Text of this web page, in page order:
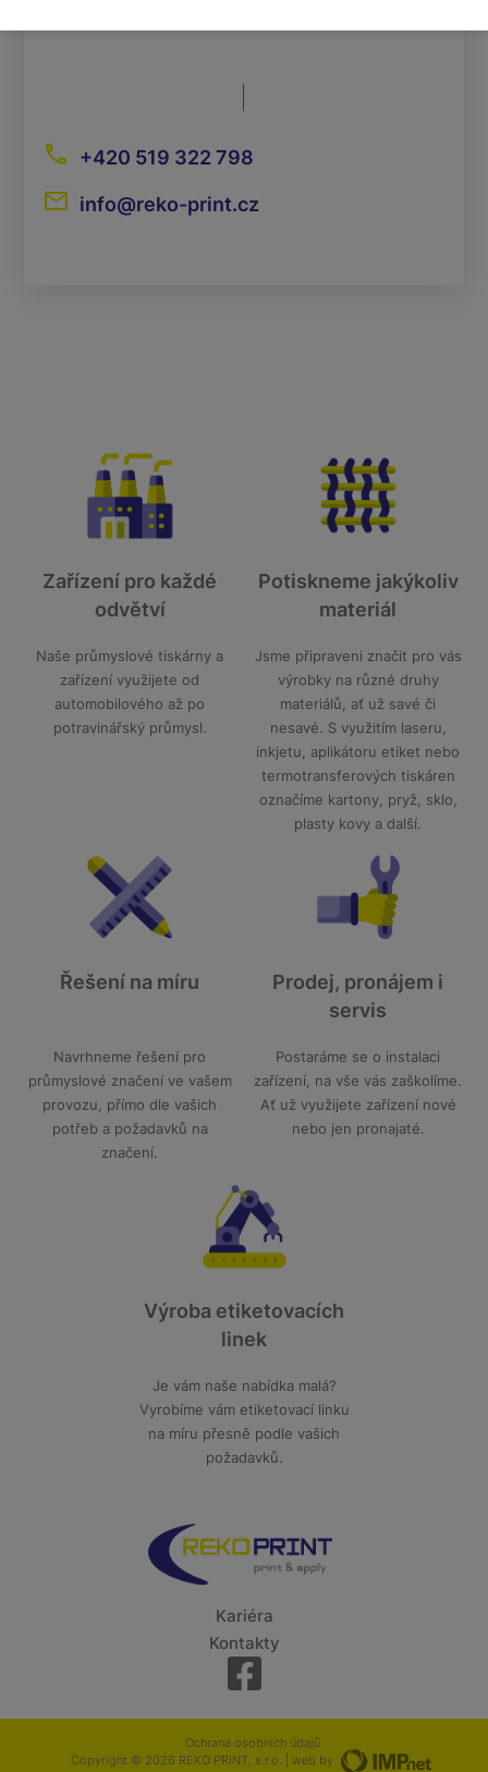
+420 519 322 798
info@reko-print.cz
Zařízení pro každé
odvětví
Naše průmyslové tiskárny a
zařízení využijete od
automobilového až po
potravinářský průmysl.
Potiskneme jakýkoliv
materiál
Jsme připraveni značit pro vás
výrobky na různé druhy
materiálů, ať už savé či
nesavé. S využitím laseru,
inkjetu, aplikátoru etiket nebo
termotransferových tiskáren
označíme kartony, pryž, sklo,
plasty kovy a další.
Řešení na míru
Navrhneme řešení pro
průmyslové značení ve vašem
provozu, přímo dle vašich
potřeb a požadavků na
značení.
Prodej, pronájem i
servis
Postaráme se o instalaci
zařízení, na vše vás zaškolíme.
Ať už využijete zařízení nové
nebo jen pronajaté.
Výroba etiketovacích
linek
Je vám naše nabídka malá?
Vyrobíme vám etiketovací linku
na míru přesně podle vašich
požadavků.
Kariéra
Kontakty
Ochrana osobních údajů
Copyright © 2026 REKO PRINT, s.r.o. | web by